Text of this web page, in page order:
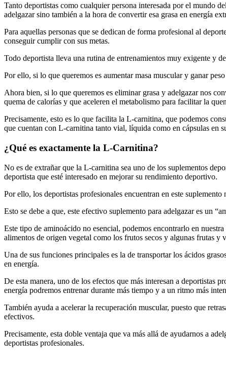
Tanto deportistas como cualquier persona interesada por el mundo
adelgazar sino también a la hora de convertir esa grasa en energía
Para aquellas personas que se dedican de forma profesional al
conseguir cumplir con sus metas.
Todo deportista lleva una rutina de entrenamientos muy exigente y
Por ello, si lo que queremos es aumentar masa muscular y ganar
Ahora bien, si lo que queremos es eliminar grasa y adelgazar nos
quema de calorías y que aceleren el metabolismo para facilitar la
Precisamente, esto es lo que facilita la L-carnitina, que podemos
que cuentan con L-carnitina tanto vial, líquida como en cápsulas en
¿Qué es exactamente la L-Carnitina?
No es de extrañar que la L-carnitina sea uno de los suplementos
deportista que esté interesado en mejorar su rendimiento deportivo.
Por ello, los deportistas profesionales encuentran en este
Esto se debe a que, este efectivo suplemento para adelgazar es un
Este tipo de aminoácido no esencial, podemos encontrarlo en
alimentos de origen vegetal como los frutos secos y algunas frutas y
Una de sus funciones principales es la de transportar los ácidos
en energía.
De esta manera, uno de los efectos que más interesan a deportistas
energía podremos entrenar durante más tiempo y a un ritmo más
También ayuda a acelerar la recuperación muscular, puesto que
efectivos.
Precisamente, esta doble ventaja que va más allá de ayudarnos a
deportistas profesionales.